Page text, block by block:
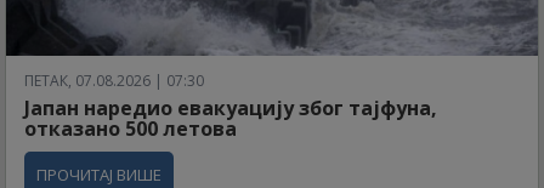
ПЕТАК, 07.08.2026 | 07:30
Јапан наредио евакуацију због тајфуна,
отказано 500 летова
ПРОЧИТАЈ ВИШЕ